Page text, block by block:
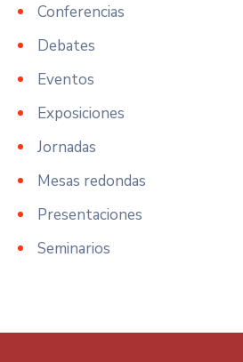
Conferencias
Debates
Eventos
Exposiciones
Jornadas
Mesas redondas
Presentaciones
Seminarios